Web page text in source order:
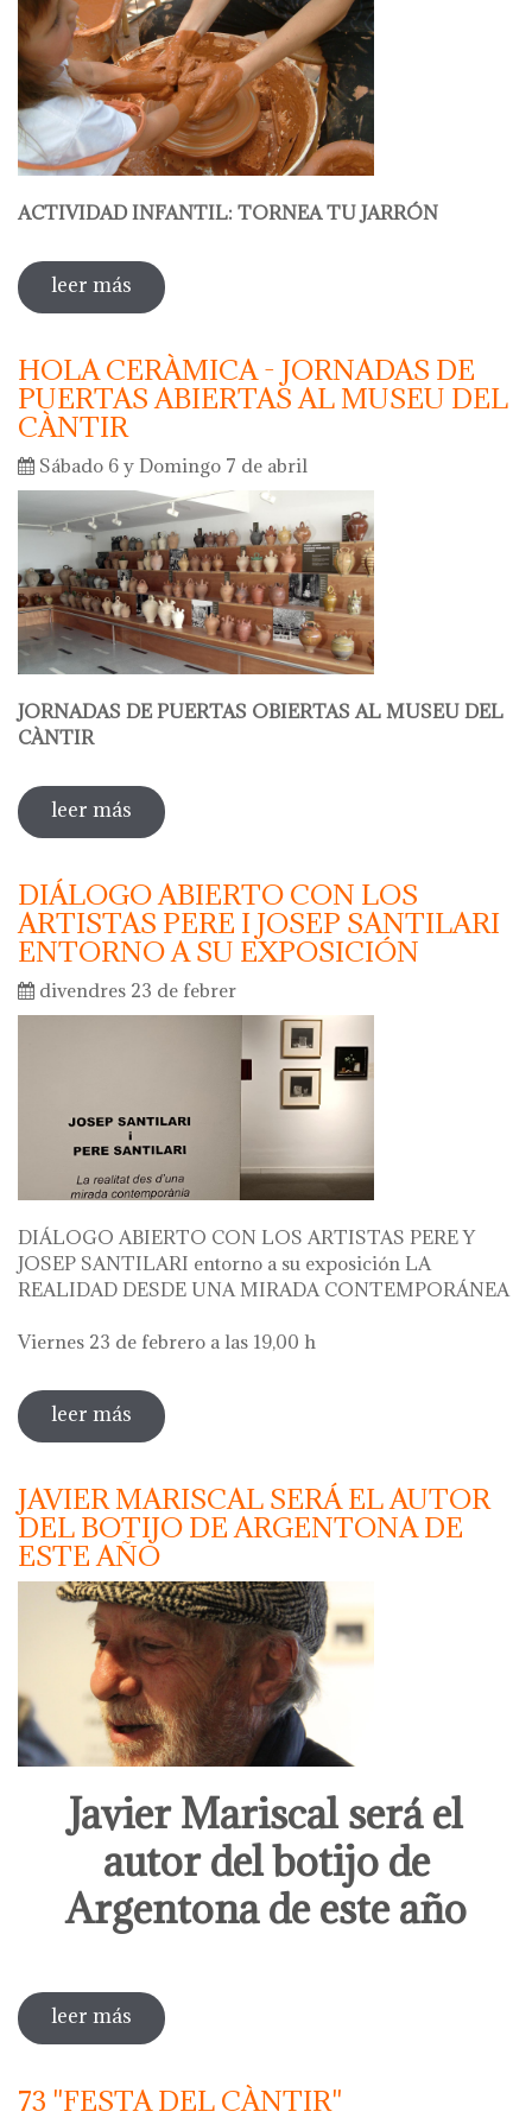
ACTIVIDAD INFANTIL: TORNEA TU JARRÓN
leer más sobre hola cerámica - taller infantil:
dedos pequeños, manos expertas: tornea
HOLA CERÀMICA - JORNADAS DE
PUERTAS ABIERTAS AL MUSEU DEL
CÀNTIR
Sábado 6 y Domingo 7 de abril
JORNADAS DE PUERTAS OBIERTAS AL MUSEU DEL
CÀNTIR
leer más sobre hola ceràmica - jornadas de
puertas abiertas al museu del càntir
DIÁLOGO ABIERTO CON LOS
ARTISTAS PERE I JOSEP SANTILARI
ENTORNO A SU EXPOSICIÓN
divendres 23 de febrer
DIÁLOGO ABIERTO CON LOS ARTISTAS PERE Y
JOSEP SANTILARI entorno a su exposición LA
REALIDAD DESDE UNA MIRADA CONTEMPORÁNEA
Viernes 23 de febrero a las 19,00 h
leer más sobre diálogo abierto con los artistas
pere i josep santilari entorno a su
JAVIER MARISCAL SERÁ EL AUTOR
DEL BOTIJO DE ARGENTONA DE
ESTE AÑO
Javier Mariscal será el
autor del botijo de
Argentona de este año
leer más sobre javier mariscal será el autor del
botijo de argentona de este año
73 "FESTA DEL CÀNTIR"